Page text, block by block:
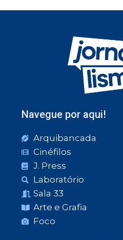
Navegue por aqui!
Arquibancada
Cinéfilos
J. Press
Laboratório
Sala 33
Arte e Grafia
Foco